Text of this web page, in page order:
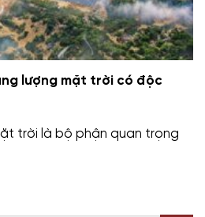
lượng mặt trời có độc
trời là bộ phận quan trọng